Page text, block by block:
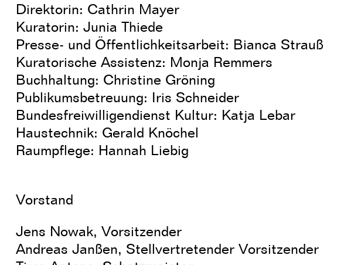
Direktorin: Cathrin Mayer
Kuratorin: Junia Thiede
Presse- und Öffentlichkeitsarbeit: Bianca Strauß
Kuratorische Assistenz: Monja Remmers
Buchhaltung: Christine Gröning
Publikumsbetreuung: Iris Schneider
Bundesfreiwilligendienst Kultur: Katja Lebar
Haustechnik: Gerald Knöchel
Raumpflege: Hannah Liebig
Vorstand
Jens Nowak, Vorsitzender
Andreas Janßen, Stellvertretender Vorsitzender